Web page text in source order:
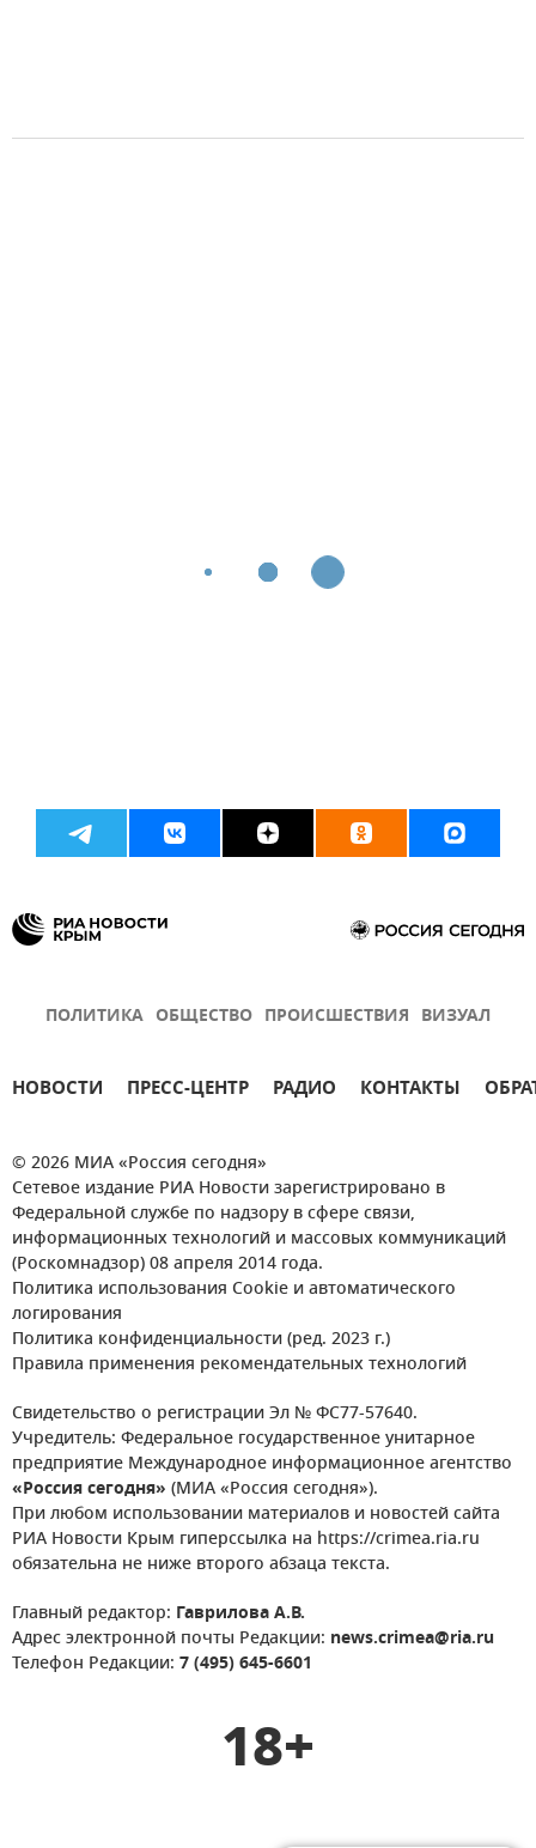
ПОЛИТИКА ОБЩЕСТВО ПРОИСШЕСТВИЯ ВИЗУАЛ
НОВОСТИ ПРЕСС-ЦЕНТР РАДИО КОНТАКТЫ
© 2026 МИА «Россия сегодня»
Сетевое издание РИА Новости зарегистрировано в
Федеральной службе по надзору в сфере связи,
информационных технологий и массовых коммуникаций
(Роскомнадзор) 08 апреля 2014 года.
Политика использования Cookie и автоматического
логирования
Политика конфиденциальности (ред. 2023 г.)
Правила применения рекомендательных технологий
Свидетельство о регистрации Эл № ФС77-57640.
Учредитель: Федеральное государственное унитарное
предприятие Международное информационное агентство
«Россия сегодня» (МИА «Россия сегодня»).
При любом использовании материалов и новостей сайта
РИА Новости Крым гиперссылка на https://crimea.ria.ru
обязательна не ниже второго абзаца текста.
Главный редактор: Гаврилова А.В.
Адрес электронной почты Редакции: news.crimea@ria.ru
Телефон Редакции: 7 (495) 645-6601
18+